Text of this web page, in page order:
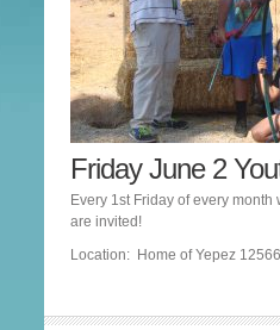
Friday June 2
Every 1st Friday of every
are invited!
Location: Home of Yepez